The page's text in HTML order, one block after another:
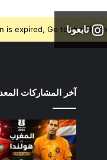
تابعونا
is expired, Go to the
آخر المشاركات